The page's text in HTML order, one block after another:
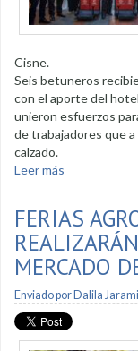
Cisne.
Seis betuneros
con el aporte del
unieron esfuerzos
de trabajadores que
calzado.
Leer más
FERIAS
MERCADO
Enviado por Dalila